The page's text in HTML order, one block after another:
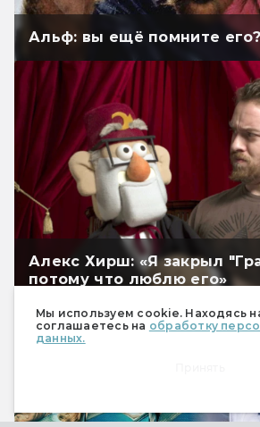
Мы используем cookie. Находясь
соглашаетесь на обработку
данных.
Альф: вы ещё помните его?
Алекс Хирш: «Я закрыл
потому что люблю его»